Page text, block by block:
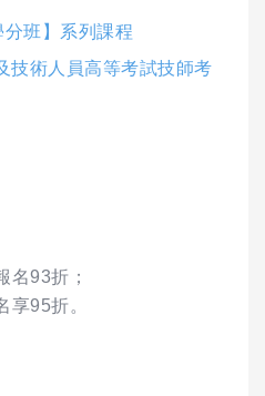
班】系列課程
技術人員高等考試技師考
名93折；
享95折。